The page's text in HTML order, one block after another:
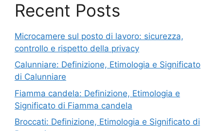
Recent Posts
Microcamere sul posto di lavoro: sicurezza,
controllo e rispetto della privacy
Calunniare: Definizione, Etimologia e Significato
di Calunniare
Fiamma candela: Definizione, Etimologia e
Significato di Fiamma candela
Broccati: Definizione, Etimologia e Significato di